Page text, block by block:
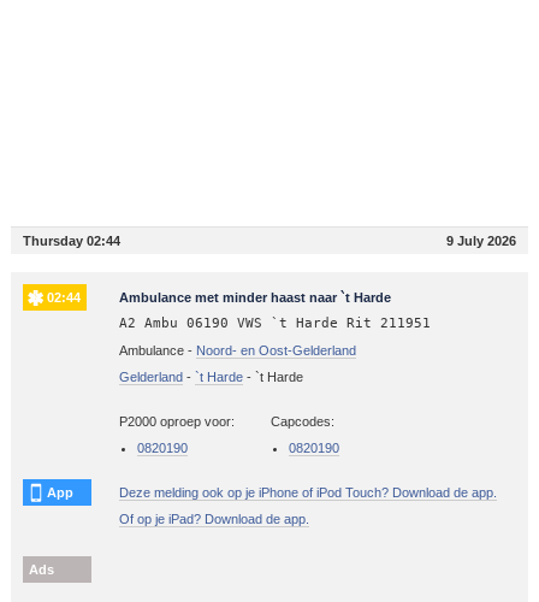
Thursday 02:44 9 July 2026
02:44 Ambulance met minder haast naar `t Harde
A2 Ambu 06190 VWS `t Harde Rit 211951
Ambulance - Noord- en Oost-Gelderland
Gelderland- `t Harde- `t Harde
P2000 oproep voor:
0820190
Capcodes:
0820190
App
Deze melding ook op je iPhone of iPod Touch? Download de app.
Of op je iPad? Download de app.
Ads